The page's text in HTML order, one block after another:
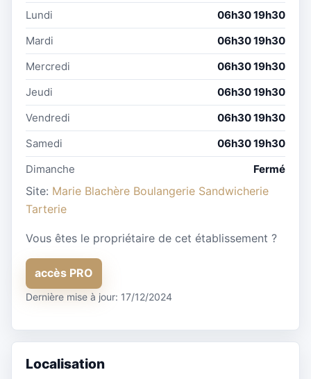
Lundi
06h30 19h30
Mardi
06h30 19h30
Mercredi
06h30 19h30
Jeudi
06h30 19h30
Vendredi
06h30 19h30
Samedi
06h30 19h30
Dimanche
Fermé
Site: Marie Blachère Boulangerie Sandwicherie
Tarterie
Vous êtes le propriétaire de cet établissement ?
accès PRO
Dernière mise à jour: 17/12/2024
Localisation